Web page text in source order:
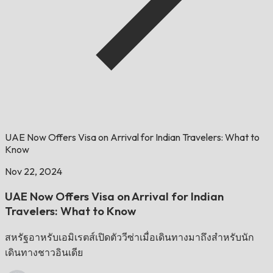
UAE Now Offers Visa on Arrival for Indian Travelers: What to
Know
Nov 22, 2024
UAE Now Offers Visa on Arrival for Indian
Travelers: What to Know
สหรัฐอาหรับเอมิเรตส์เปิดตัววีซ่าเมื่อเดินทางมาถึงสำหรับนัก
เดินทางชาวอินเดีย